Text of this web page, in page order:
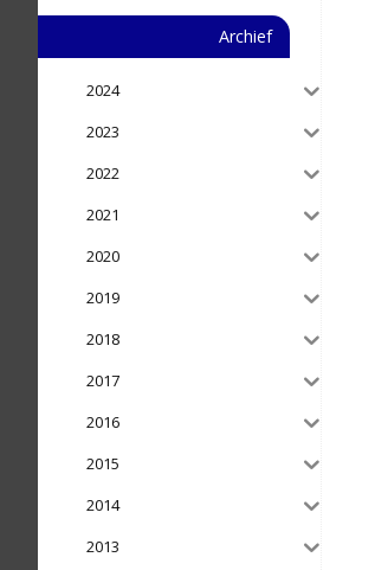
Archief
2024
2023
2022
2021
2020
2019
2018
2017
2016
2015
2014
2013